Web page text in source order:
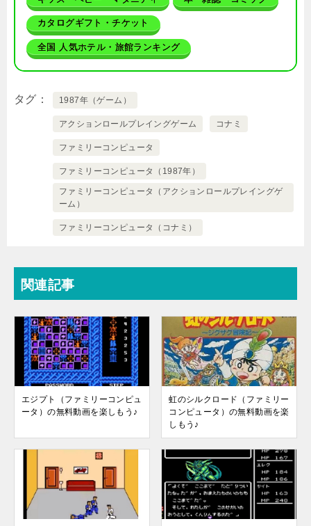
カタログギフト・チケット
全国 人気ホテル・旅館ランキング
タグ 1987年（ゲーム）
アクションロールプレイングゲーム コナミ
ファミリーコンピュータ
ファミリーコンピュータ（1987年）
ファミリーコンピュータ（アクションロールプレイングゲ
ーム）
ファミリーコンピュータ（コナミ）
関連記事
エジプト（ファミリーコンピュ
ータ）の無料動画を楽しもう♪
虹のシルクロード（ファミリー
コンピュータ）の無料動画を楽
しもう♪